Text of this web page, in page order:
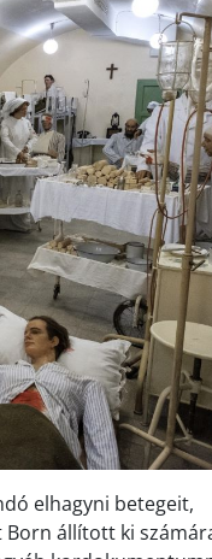
elhagyni betegeit,
állított ki